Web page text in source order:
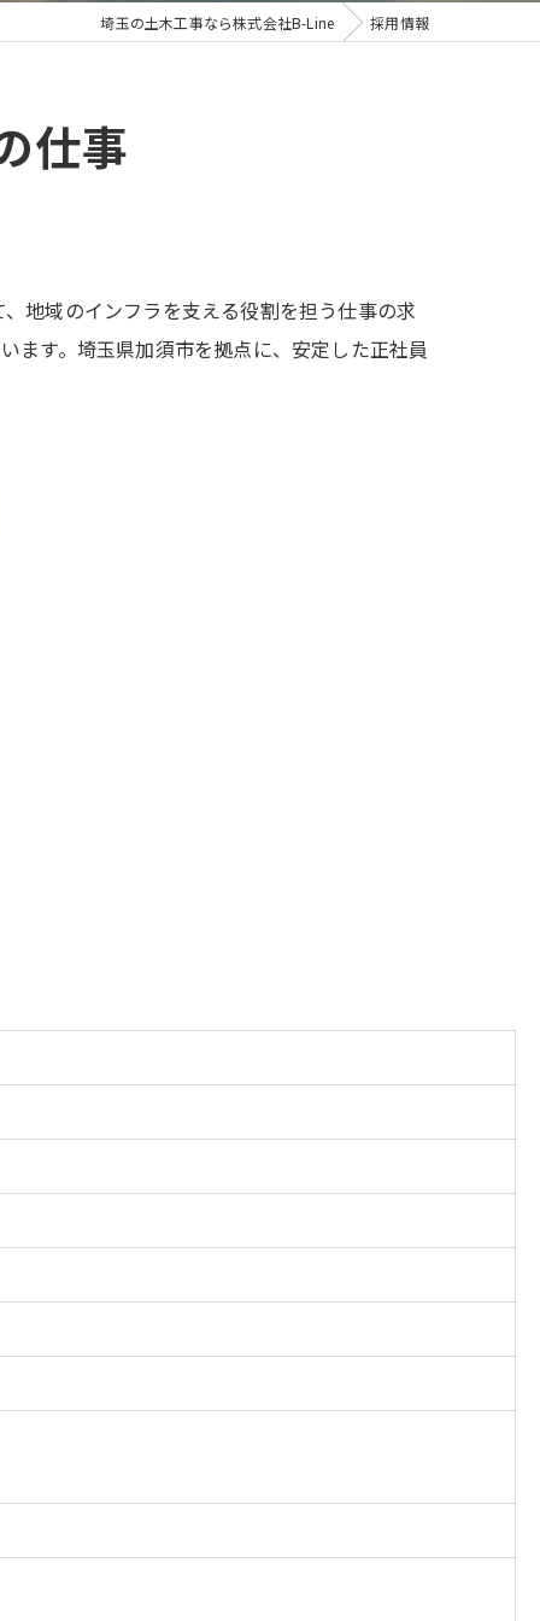
埼玉の土木工事なら株式会社B-Line 採用情報
仕事
地域のインフラを支える役割を担う仕事の求
ます。埼玉県加須市を拠点に、安定した正社員